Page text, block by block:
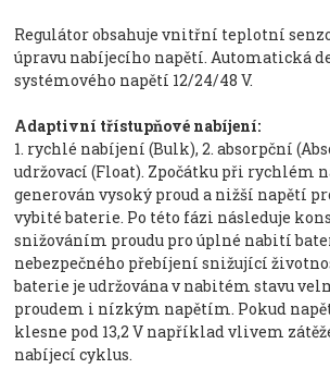
Regulátor obsahuje vnitřní teplotní
úpravu nabíjecího napětí. Automatická
systémového napětí 12/24/48 V.
Adaptivní třístupňové nabíjení:
1. rychlé nabíjení (Bulk), 2. absorpční
udržovací (Float). Zpočátku při rychlém
generován vysoký proud a nižší napětí
vybité baterie. Po této fázi následuje
snižováním proudu pro úplné nabití
nebezpečného přebíjení snižující
baterie je udržována v nabitém stavu
proudem i nízkým napětím. Pokud
klesne pod 13,2 V například vlivem
nabíjecí cyklus.